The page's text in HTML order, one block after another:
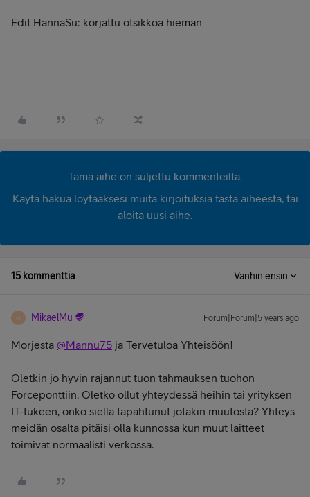
Edit HannaSu: korjattu otsikkoa hieman
Tämä aihe on suljettu kommenteilta.
Käytä hakua löytääksesi muita kirjoituksia tästä aiheesta, tai
aloita uusi aihe.
15 kommenttia Vanhin ensin
M MikaelMu Forum|Forum|5 years ago
Morjesta @Mannu75 ja Tervetuloa Yhteisöön!
Oletkin jo hyvin rajannut tuon tahmauksen tuohon
Forceponttiin. Oletko ollut yhteydessä heihin tai yrityksen
IT-tukeen, onko siellä tapahtunut jotakin muutosta? Yhteys
meidän osalta pitäisi olla kunnossa kun muut laitteet
toimivat normaalisti verkossa.